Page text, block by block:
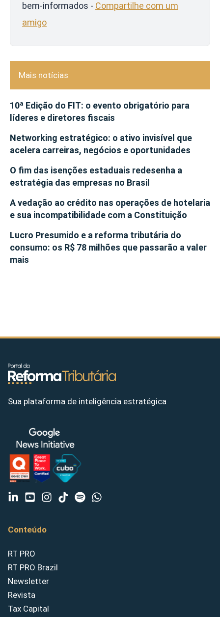
bem-informados - Compartilhe com um
amigo
Mais notícias
10ª Edição do FIT: o evento obrigatório para
líderes e diretores fiscais
Networking estratégico: o ativo invisível que
acelera carreiras, negócios e oportunidades
O fim das isenções estaduais redesenha a
estratégia das empresas no Brasil
A vedação ao crédito nas operações de hotelaria
e sua incompatibilidade com a Constituição
Lucro Presumido e a reforma tributária do
consumo: os R$ 78 milhões que passarão a valer
mais
Sua plataforma de inteligência estratégica
Conteúdo
RT PRO
RT PRO Brazil
Newsletter
Revista
Tax Capital